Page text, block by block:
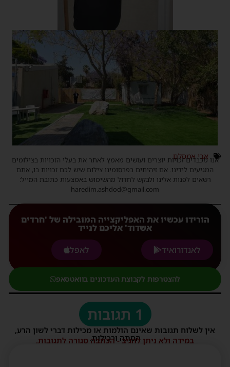
אבי אמסלם
אנו מכבדים זכויות יוצרים ועושים מאמץ לאתר את בעלי הזכויות בצילומים
המגיעים לידינו. אם זיהיתים בפרסומינו צילום שיש לכם זכויות בו, אתם
רשאים לפנות אלינו ולבקש לחדול מהשימוש באמצעות כתובת המייל:
haredim.ashdod@gmail.com
הורידו עכשיו את האפליקצייה המובילה של 'חרדים
אשדוד' אליכם לנייד
לאנדורואיד
לאפל
להצטרפות לקבוצת העדכונים בוואטסאפ
1 תגובות
אין לשלוח תגובות שאינם הולמות או מכילות דברי לשון הרע,
הסתה ורכילות.
במידה ולא ניתן להגיב - הכתבה סגורה לתגובות.